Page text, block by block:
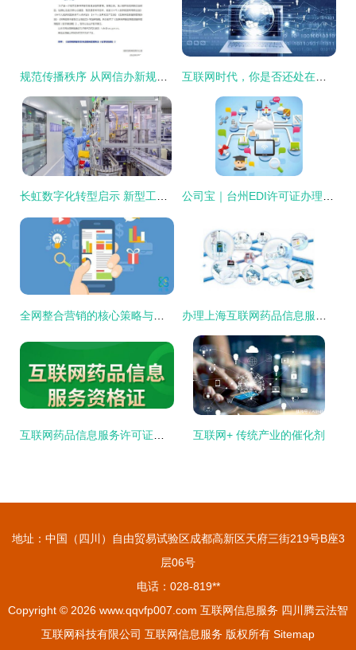
互联网+ 传统产业的催化剂
地址：中国（四川）自由贸易试验区成都高新区天府三街219号B座3
层06号
电话：028-819**
Copyright © 2026 www.qqvfp007.com 互联网信息服务 四川腾云法智
互联网科技有限公司 互联网信息服务 版权所有 Sitemap